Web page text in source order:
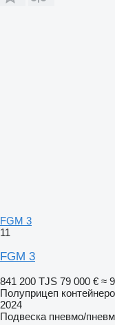
FGM 3
11
FGM 3
841 200 TJS 79 000 € ≈
Полуприцеп
2024
Подвеска пневмо/